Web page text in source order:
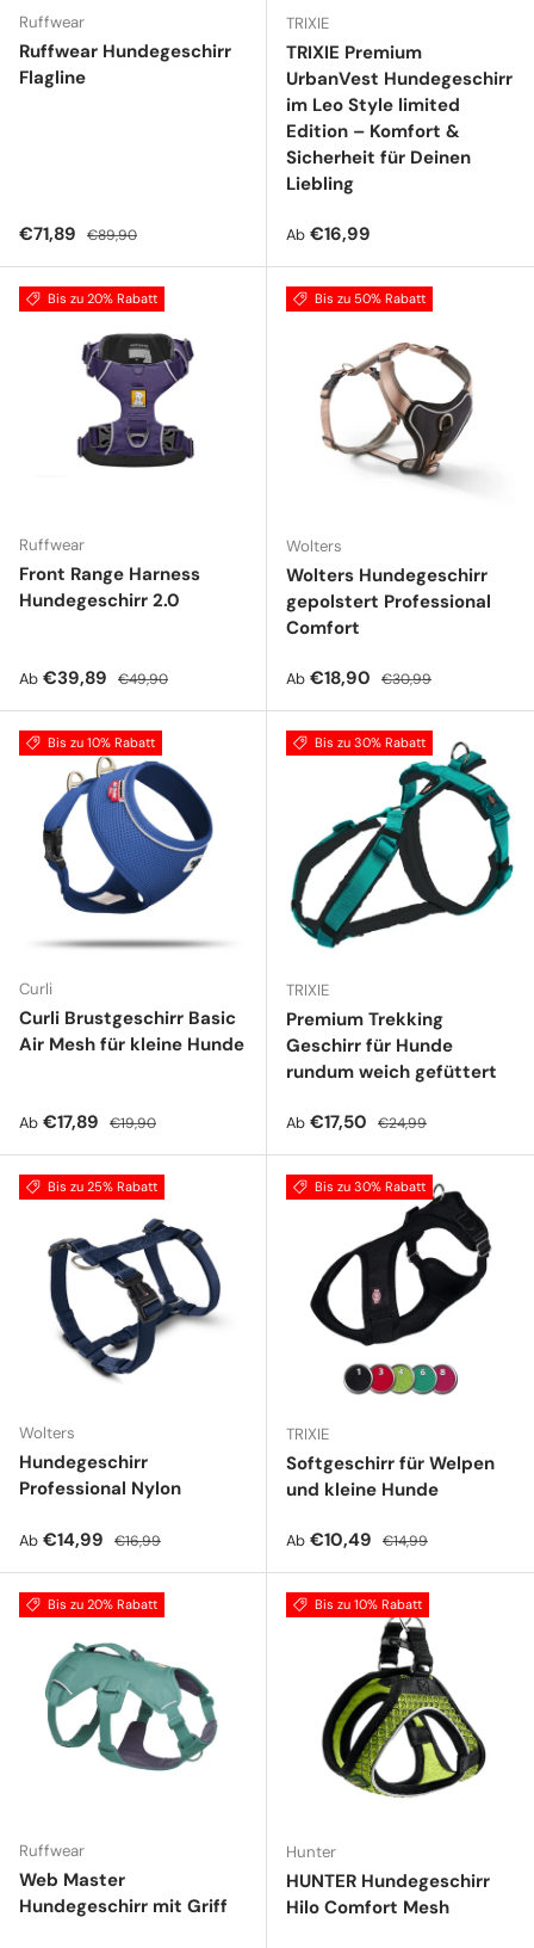
Ruffwear
Ruffwear Hundegeschirr
Flagline
Verkaufspreis
€71,89 Normaler Preis
€89,90
TRIXIE
TRIXIE Premium
UrbanVest Hundegeschirr
im Leo Style limited
Edition – Komfort &
Sicherheit für Deinen
Liebling
Normaler Preis
Ab €16,99
Bis zu 20% Rabatt
Ruffwear
Front Range Harness
Hundegeschirr 2.0
Verkaufspreis
Ab €39,89 Normaler Preis
€49,90
Bis zu 50% Rabatt
Wolters
Wolters Hundegeschirr
gepolstert Professional
Comfort
Verkaufspreis
Ab €18,90 Normaler Preis
€30,99
Bis zu 10% Rabatt
Curli
Curli Brustgeschirr Basic
Air Mesh für kleine Hunde
Verkaufspreis
Ab €17,89 Normaler Preis
€19,90
Bis zu 30% Rabatt
TRIXIE
Premium Trekking
Geschirr für Hunde
rundum weich gefüttert
Verkaufspreis
Ab €17,50 Normaler Preis
€24,99
Bis zu 25% Rabatt
Wolters
Hundegeschirr
Professional Nylon
Verkaufspreis
Ab €14,99 Normaler Preis
€16,99
Bis zu 30% Rabatt
TRIXIE
Softgeschirr für Welpen
und kleine Hunde
Verkaufspreis
Ab €10,49 Normaler Preis
€14,99
Bis zu 20% Rabatt
Ruffwear
Web Master
Hundegeschirr mit Griff
Bis zu 10% Rabatt
Hunter
HUNTER Hundegeschirr
Hilo Comfort Mesh